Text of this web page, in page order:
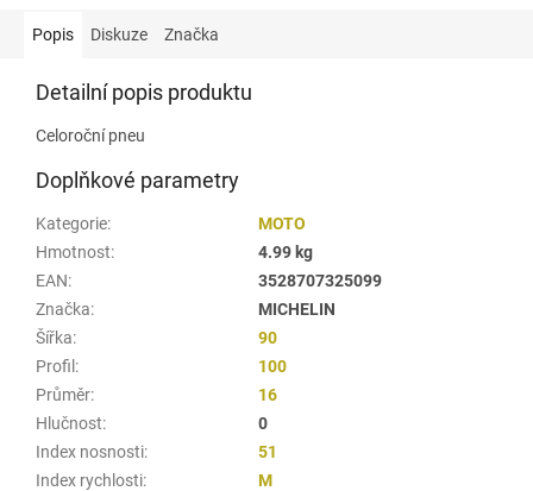
Popis Diskuze Značka
Detailní popis produktu
Celoroční pneu
Doplňkové parametry
Kategorie:
MOTO
Hmotnost:
4.99 kg
EAN:
3528707325099
Značka:
MICHELIN
Šířka:
90
Profil :
100
Průměr:
16
Hlučnost:
0
Index nosnosti:
51
Index rychlosti:
M